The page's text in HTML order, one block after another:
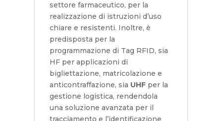
settore farmaceutico, per la
realizzazione di istruzioni d’uso
chiare e resistenti. Inoltre, è
predisposta per la
programmazione di Tag RFID, sia
HF per applicazioni di
bigliettazione, matricolazione e
anticontraffazione, sia UHFper la
gestione logistica, rendendola
una soluzione avanzata per il
tracciamento e l’identificazione